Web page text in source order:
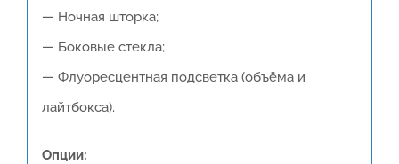
— Ночная шторка;
— Боковые стекла;
— Флуоресцентная подсветка (объёма и
лайтбокса).
Опции: